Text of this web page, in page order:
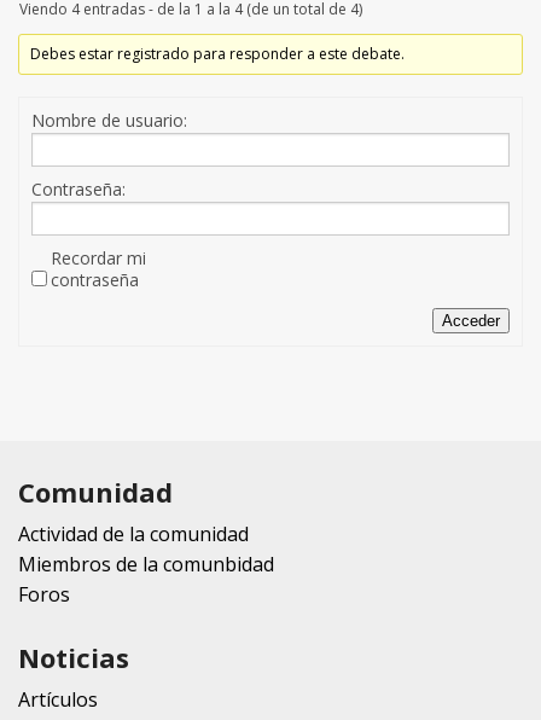
Viendo 4 entradas - de la 1 a la 4 (de un total de 4)
Debes estar registrado para responder a este debate.
Nombre de usuario:
Contraseña:
Recordar mi
contraseña
Acceder
Comunidad
Actividad de la comunidad
Miembros de la comunbidad
Foros
Noticias
Artículos